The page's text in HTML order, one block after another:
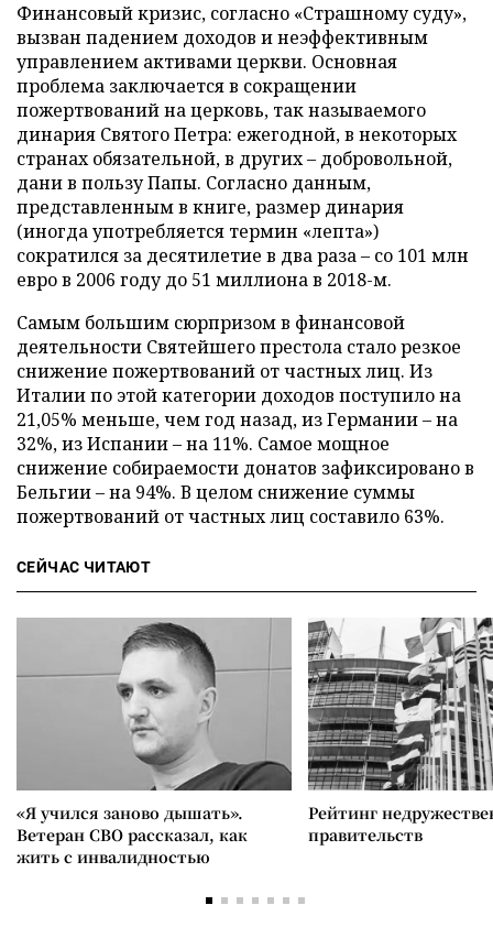
Финансовый кризис, согласно «Страшному суду»,
вызван падением доходов и неэффективным
управлением активами церкви. Основная
проблема заключается в сокращении
пожертвований на церковь, так называемого
динария Святого Петра: ежегодной, в некоторых
странах обязательной, в других – добровольной,
дани в пользу Папы. Согласно данным,
представленным в книге, размер динария
(иногда употребляется термин «лепта»)
сократился за десятилетие в два раза – со 101 млн
евро в 2006 году до 51 миллиона в 2018-м.
Самым большим сюрпризом в финансовой
деятельности Святейшего престола стало резкое
снижение пожертвований от частных лиц. Из
Италии по этой категории доходов поступило на
21,05% меньше, чем год назад, из Германии – на
32%, из Испании – на 11%. Самое мощное
снижение собираемости донатов зафиксировано в
Бельгии – на 94%. В целом снижение суммы
пожертвований от частных лиц составило 63%.
СЕЙЧАС ЧИТАЮТ
«Я учился заново дышать».
Ветеран СВО рассказал, как
жить с инвалидностью
Рейтинг
правительств